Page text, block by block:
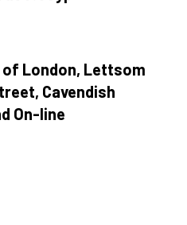
of London, Lettsom
Cavendish
On-line